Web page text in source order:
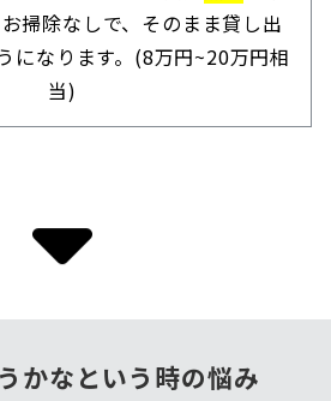
掃除なしで、そのまま貸し出
になります。(8万円~20万円相
当)
かなという時の悩み